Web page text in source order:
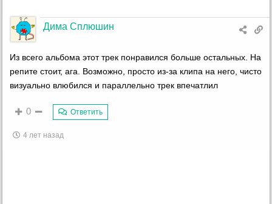
Дима Сплюшин
Из всего альбома этот трек понравился больше остальных. На
репите стоит, ага. Возможно, просто из-за клипа на него, чисто
визуально влюбился и параллельно трек впечатлил
0 Ответить
4 лет назад